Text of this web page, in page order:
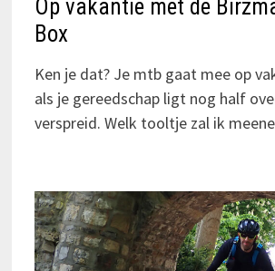
Op vakantie met de
Box
Ken je dat? Je mtb gaat mee op
als je gereedschap ligt nog half
verspreid. Welk tooltje zal ik